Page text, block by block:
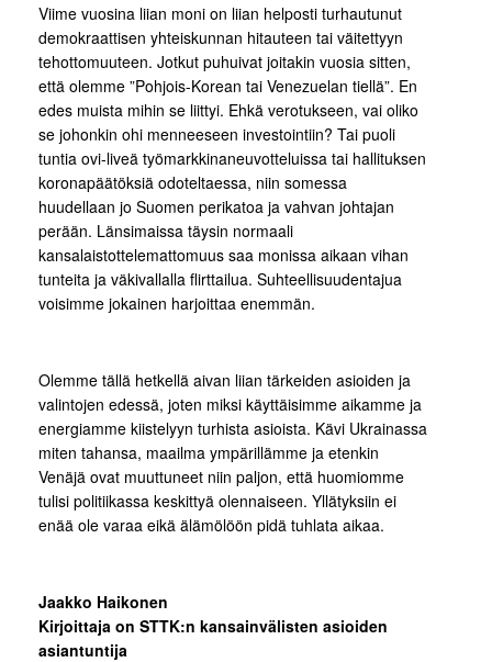
Viime vuosina liian moni on liian helposti turhautunut
demokraattisen yhteiskunnan hitauteen tai väitettyyn
tehottomuuteen. Jotkut puhuivat joitakin vuosia sitten,
että olemme ”Pohjois-Korean tai Venezuelan tiellä”. En
edes muista mihin se liittyi. Ehkä verotukseen, vai oliko
se johonkin ohi menneeseen investointiin? Tai puoli
tuntia ovi-liveä työmarkkinaneuvotteluissa tai hallituksen
koronapäätöksiä odoteltaessa, niin somessa
huudellaan jo Suomen perikatoa ja vahvan johtajan
perään. Länsimaissa täysin normaali
kansalaistottelemattomuus saa monissa aikaan vihan
tunteita ja väkivallalla flirttailua. Suhteellisuudentajua
voisimme jokainen harjoittaa enemmän.
Olemme tällä hetkellä aivan liian tärkeiden asioiden ja
valintojen edessä, joten miksi käyttäisimme aikamme ja
energiamme kiistelyyn turhista asioista. Kävi Ukrainassa
miten tahansa, maailma ympärillämme ja etenkin
Venäjä ovat muuttuneet niin paljon, että huomiomme
tulisi politiikassa keskittyä olennaiseen. Yllätyksiin ei
enää ole varaa eikä älämölöön pidä tuhlata aikaa.
Jaakko Haikonen
Kirjoittaja on STTK:n kansainvälisten asioiden
asiantuntija